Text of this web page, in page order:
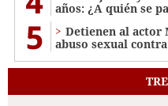
años: ¿A quién se
5
Detienen al actor
abuso sexual